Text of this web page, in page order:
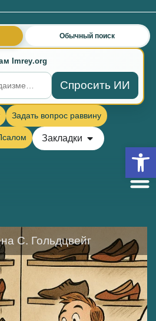
Imrey.org
Спросить ИИ
Обычный поиск
Задать вопрос раввину
Закладки
С. Гольдцвейг